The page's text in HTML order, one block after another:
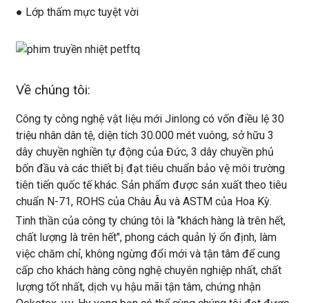
● Lớp thấm mực tuyệt vời
Về chúng tôi:
Công ty công nghệ vật liệu mới Jinlong có vốn điều lệ 30
triệu nhân dân tệ, diện tích 30.000 mét vuông, sở hữu 3
dây chuyền nghiền tự động của Đức, 3 dây chuyền phủ
bốn đầu và các thiết bị đạt tiêu chuẩn bảo vệ môi trường
tiên tiến quốc tế khác. Sản phẩm được sản xuất theo tiêu
chuẩn N-71, ROHS của Châu Âu và ASTM của Hoa Kỳ.
Tinh thần của công ty chúng tôi là "khách hàng là trên hết,
chất lượng là trên hết", phong cách quản lý ổn định, làm
việc chăm chỉ, không ngừng đổi mới và tận tâm để cung
cấp cho khách hàng công nghệ chuyên nghiệp nhất, chất
lượng tốt nhất, dịch vụ hậu mãi tận tâm, chứng nhận